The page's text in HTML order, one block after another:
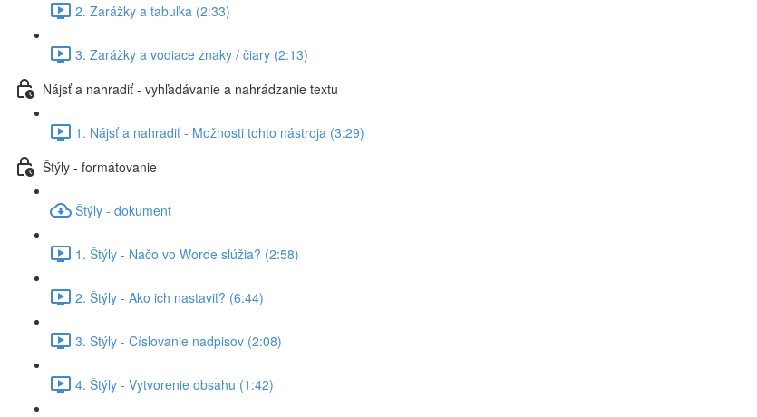
2. Zarážky a tabuľka (2:33)
3. Zarážky a vodiace znaky / čiary (2:13)
Nájsť a nahradiť - vyhľadávanie a nahrádzanie textu
1. Nájsť a nahradiť - Možnosti tohto nástroja (3:29)
Štýly - formátovanie
Štýly - dokument
1. Štýly - Načo vo Worde slúžia? (2:58)
2. Štýly - Ako ich nastaviť? (6:44)
3. Štýly - Číslovanie nadpisov (2:08)
4. Štýly - Vytvorenie obsahu (1:42)